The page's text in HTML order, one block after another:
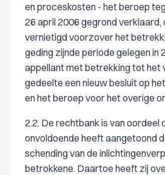
en proceskosten - het beroep
26 april 2006 gegrond verklaard,
vernietigd voorzover het
geding zijnde periode gelegen in
appellant met betrekking tot het
gedeelte een nieuw besluit op
en het beroep voor het overige
2.2. De rechtbank is van oordeel
onvoldoende heeft aangetoond
schending van de
betrokkene. Daartoe heeft zij